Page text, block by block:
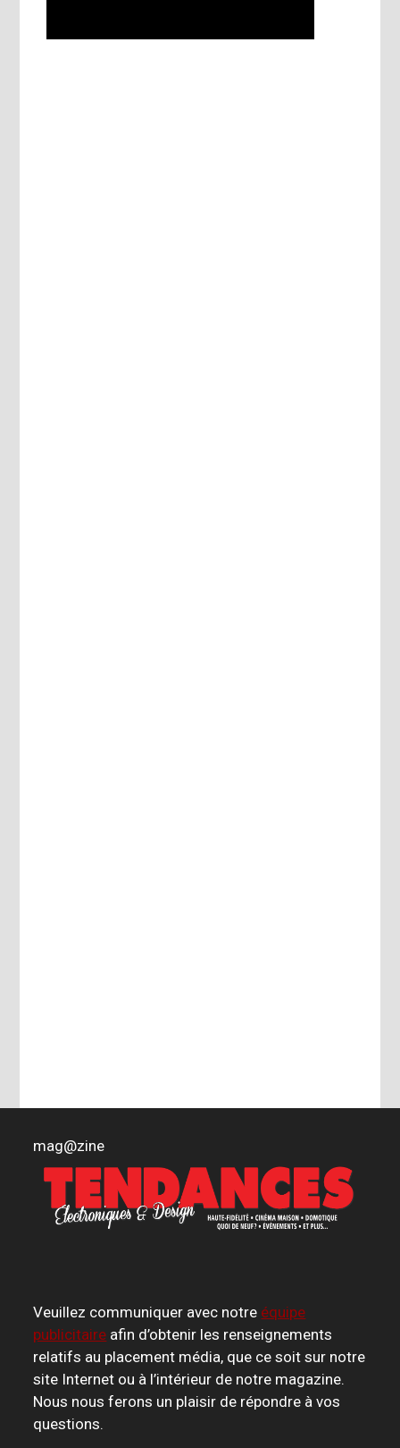
mag@zine
Veuillez communiquer avec notre équipe
publicitaire afin d’obtenir les renseignements
relatifs au placement média, que ce soit sur notre
site Internet ou à l’intérieur de notre magazine.
Nous nous ferons un plaisir de répondre à vos
questions.